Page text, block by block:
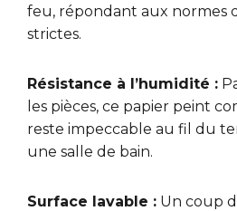
feu, répondant aux normes
strictes.
Résistance à l’humidité :
les pièces, ce papier peint
reste impeccable au fil du
une salle de bain.
Surface lavable : Un coup